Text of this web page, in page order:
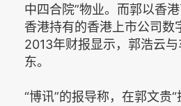
中四合院”物业。而郭以香
香港持有的香港上市公司数
2013年财报显示，郭浩云
东。
“博讯”的报导称，在郭文贵